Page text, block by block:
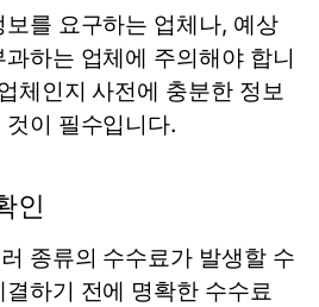
를 요구하는 업체나, 예상
하는 업체에 주의해야 합니
체인지 사전에 충분한 정보
이 필수입니다.
인
종류의 수수료가 발생할 수
하기 전에 명확한 수수료